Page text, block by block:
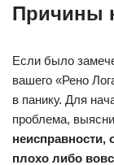
Причины
Если было
вашего «Рено
в панику. Для
проблема,
неисправности,
плохо либо